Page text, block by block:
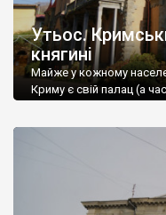
Утьос.
княгині
Майже у кожному
Криму є свій палац (а